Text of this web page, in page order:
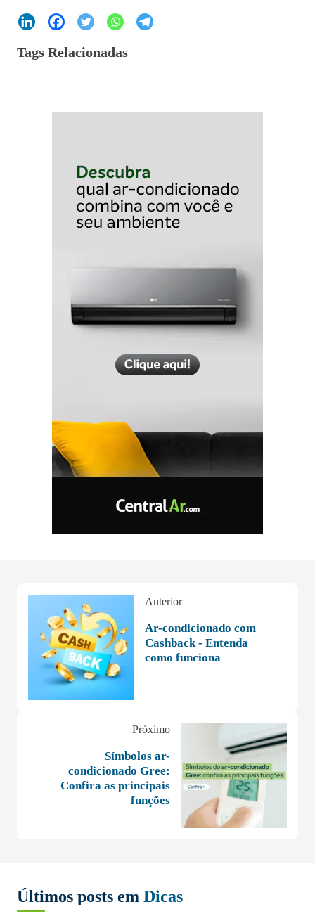
Tags Relacionadas
Anterior
Ar-condicionado com
Cashback - Entenda
como funciona
Próximo
Símbolos ar-
condicionado Gree:
Confira as principais
funções
Últimos posts em Dicas